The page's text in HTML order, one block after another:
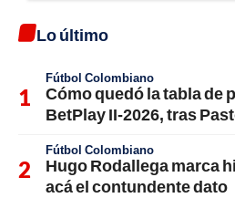
Lo último
Fútbol Colombiano
Cómo quedó la tabla de
BetPlay II-2026, tras
Fútbol Colombiano
Hugo Rodallega marca
acá el contundente dato